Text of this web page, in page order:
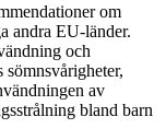
om
andra EU-länder.
och
av
bland barn